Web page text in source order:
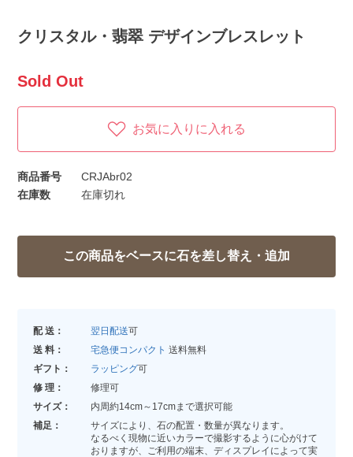
クリスタル・翡翠 デザインブレスレット
Sold Out
お気に入りに入れる
商品番号
CRJAbr02
在庫数
在庫切れ
配 送： 翌日配送可
送 料：
宅急便コンパクト 送料無料
ギフト：
ラッピング可
修 理：
修理可
サイズ：
内周約14cm～17cmまで選択可能
補足：
サイズにより、石の配置・数量が異なります。
なるべく現物に近いカラーで撮影するように心がけて
おりますが、ご利用の端末、ディスプレイによって実